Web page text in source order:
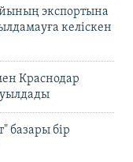
экспортына
келіскен
Краснодар
базары бір